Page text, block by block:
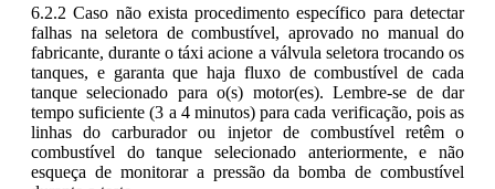
6.2.2 Caso não exista procedimento específico para detectar
falhas na seletora de combustível, aprovado no manual do
fabricante, durante o táxi acione a válvula seletora trocando os
tanques, e garanta que haja fluxo de combustível de cada
tanque selecionado para o(s) motor(es). Lembre-se de dar
tempo suficiente (3 a 4 minutos) para cada verificação, pois as
linhas do carburador ou injetor de combustível retêm o
combustível do tanque selecionado anteriormente, e não
esqueça de monitorar a pressão da bomba de combustível